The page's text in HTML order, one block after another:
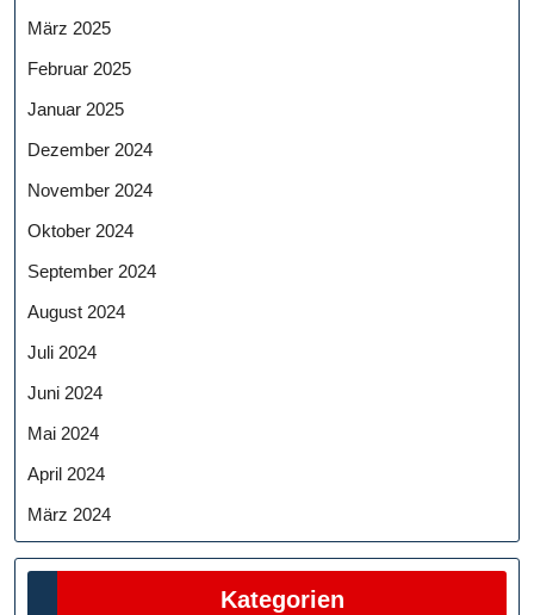
März 2025
Februar 2025
Januar 2025
Dezember 2024
November 2024
Oktober 2024
September 2024
August 2024
Juli 2024
Juni 2024
Mai 2024
April 2024
März 2024
Kategorien